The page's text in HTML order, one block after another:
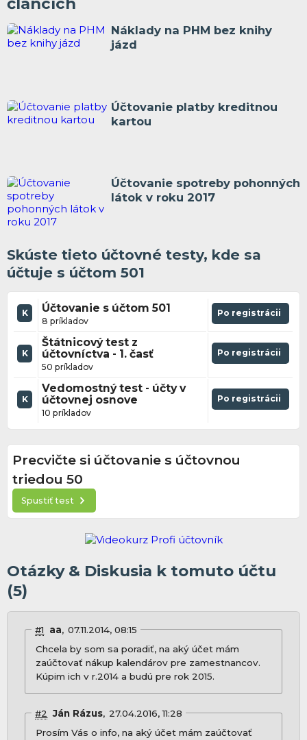
Náklady na PHM bez knihy
jázd
Účtovanie platby kreditnou
kartou
Účtovanie spotreby pohonných
látok v roku 2017
Skúste tieto účtovné testy, kde sa
účtuje s účtom 501
K Účtovanie s účtom 501
8 príkladov
Po registrácii
K
Štátnicový test z
účtovníctva - 1. časť
50 príkladov
Po registrácii
K
Vedomostný test - účty v
účtovnej osnove
10 príkladov
Po registrácii
Precvičte si účtovanie s účtovnou
triedou 50
Spustiť test
Otázky & Diskusia k tomuto účtu
(5)
#1 aa
07.11.2014, 08:15
Chcela by som sa poradiť, na aký účet mám
zaúčtovať nákup kalendárov pre zamestnancov.
Kúpim ich v r.2014 a budú pre rok 2015.
#2 Ján Rázus
27.04.2016, 11:28
Prosím Vás o info, na aký účet mám zaúčtovať